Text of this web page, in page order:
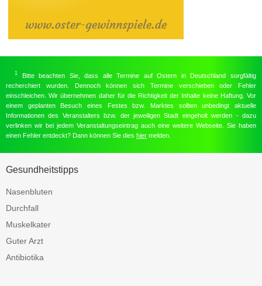
1
Bitte beachten Sie, dass alle Termine auf Ostern in Deutschland sorgfältig
recherchiert wurden. Dennoch können sich Termine verschieben oder Fehler
einschleichen. Wir übernehmen daher für die Richtigkeit der Inhalte keine Haftung. Vor
einem geplanten Besuch eines Festes bzw. Marktes sollten unbedingt aktuelle
Informationen des Veranstalters bzw. der jeweiligen Stadt eingeholt werden - dazu
verlinken wir bei jedem Veranstaltungseintrag auch eine weitere Webseite. Sie haben
einen Fehler entdeckt? Dann können Sie dies hier melden.
Gesundheitstipps
Nasenbluten
Durchfall
Muskelkater
Guter Arzt
Antibiotika